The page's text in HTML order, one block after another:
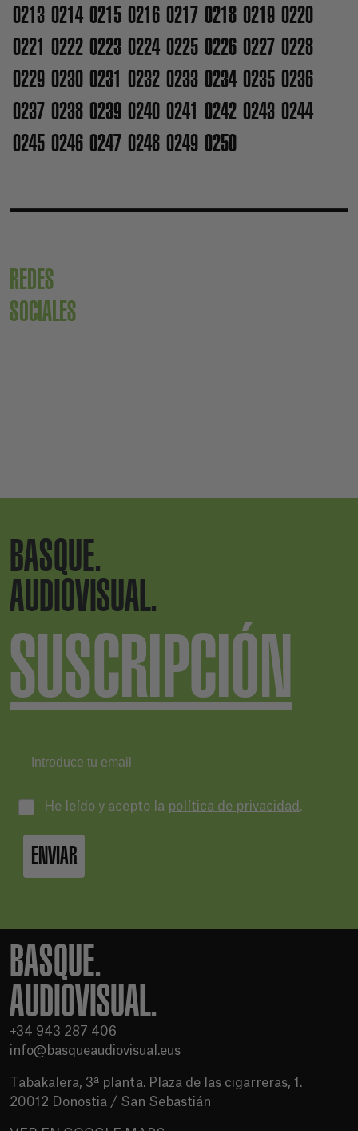
0213 0214 0215 0216 0217 0218 0219 0220
0221 0222 0223 0224 0225 0226 0227 0228
0229 0230 0231 0232 0233 0234 0235 0236
0237 0238 0239 0240 0241 0242 0243 0244
0245 0246 0247 0248 0249 0250
REDES
SOCIALES
BASQUE.
AUDIOVISUAL.
SUSCRIPCIÓN
He leído y acepto la política de privacidad .
ENVIAR
BASQUE.
AUDIOVISUAL.
+34 943 287 406
info@basqueaudiovisual.eus
Tabakalera, 3ª planta. Plaza de las cigarreras, 1.
20012 Donostia / San Sebastián